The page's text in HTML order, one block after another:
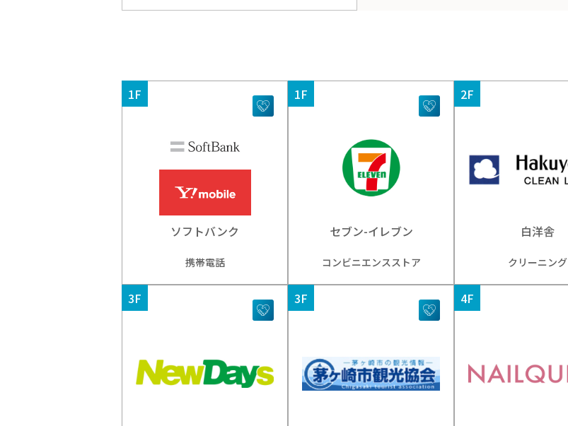
1F
ソフトバンク
携帯電話
1F
セブン-イレブン
コンビニエンスストア
2F
白洋舎
クリーニング
3F 3F 4F